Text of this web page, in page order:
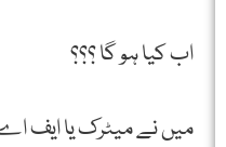
اب کیا ہو گا ؟؟؟
میں نے میٹرک یا ایف